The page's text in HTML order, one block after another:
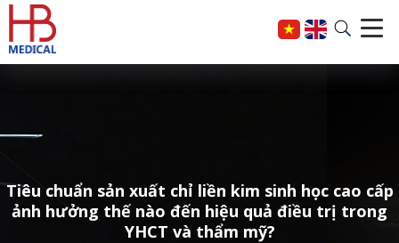
Tiêu chuẩn sản xuất chỉ liền kim sinh học cao cấp
ảnh hưởng thế nào đến hiệu quả điều trị trong
YHCT và thẩm mỹ?